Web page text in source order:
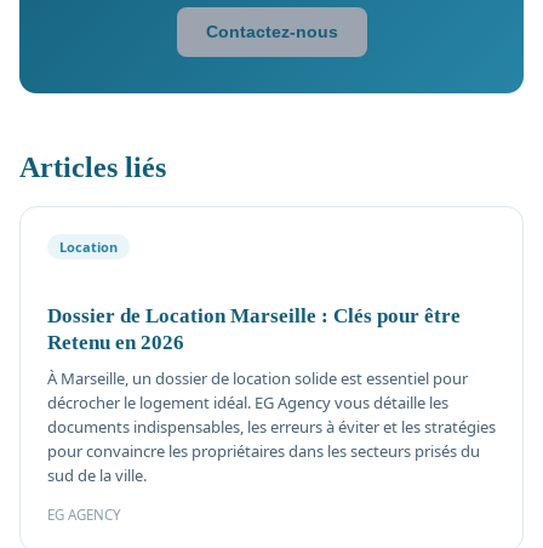
Contactez-nous
Articles liés
Location
Dossier de Location Marseille : Clés pour être
Retenu en 2026
À Marseille, un dossier de location solide est essentiel pour
décrocher le logement idéal. EG Agency vous détaille les
documents indispensables, les erreurs à éviter et les stratégies
pour convaincre les propriétaires dans les secteurs prisés du
sud de la ville.
EG AGENCY